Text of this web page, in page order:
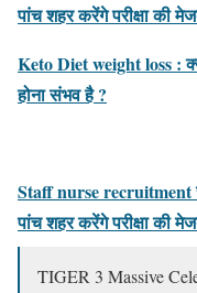
पांच शहर करेंगे परीक्षा की
Keto Diet weight loss :
होना संभव है ?
Staff nurse recruitment
पांच शहर करेंगे परीक्षा की
TIGER 3 Massive